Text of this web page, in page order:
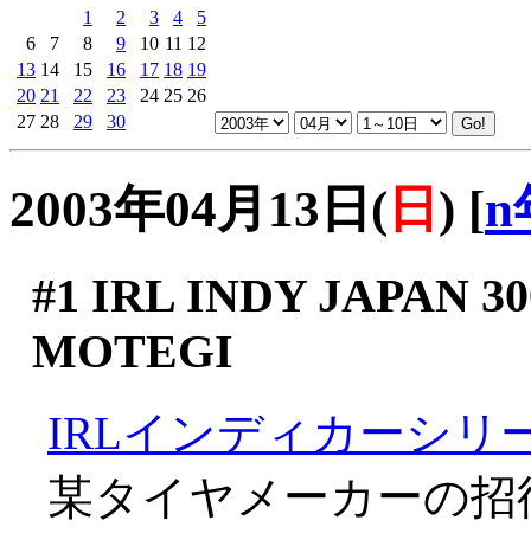
1
2 3 4
5
6
7 8 9 10 11 12
13 14 15 16 17 18 19
20 21 22 23 24 25 26
27 28 29 30
2003年04月13日( 日 ) [n
#1 IRL INDY JAPAN
MOTEGI
IRLインディカーシリ
某タイヤメーカーの